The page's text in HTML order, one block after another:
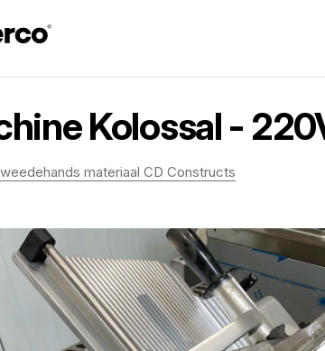
Kolossal -
materiaal CD Constructs